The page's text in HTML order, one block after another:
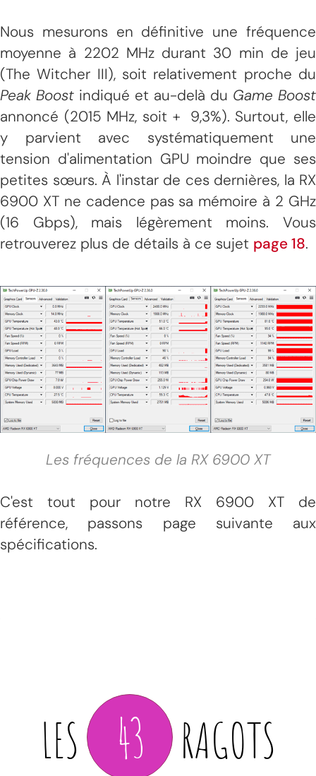
Nous mesurons en définitive une fréquence
moyenne à 2202 MHz durant 30 min de jeu
(The Witcher III), soit relativement proche du
Peak Boost indiqué et au-delà du Game Boost
annoncé (2015 MHz, soit + 9,3%). Surtout, elle
y parvient avec systématiquement une
tension d'alimentation GPU moindre que ses
petites sœurs. À l'instar de ces dernières, la RX
6900 XT ne cadence pas sa mémoire à 2 GHz
(16 Gbps), mais légèrement moins. Vous
retrouverez plus de détails à ce sujet page 18.
Les fréquences de la RX 6900 XT
C'est tout pour notre RX 6900 XT de
référence, passons page suivante aux
spécifications.
LES 43 RAGOTS